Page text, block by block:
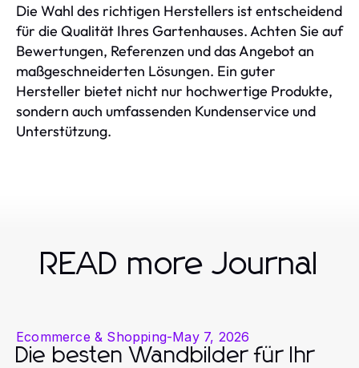
Die Wahl des richtigen Herstellers ist entscheidend
für die Qualität Ihres Gartenhauses. Achten Sie auf
Bewertungen, Referenzen und das Angebot an
maßgeschneiderten Lösungen. Ein guter
Hersteller bietet nicht nur hochwertige Produkte,
sondern auch umfassenden Kundenservice und
Unterstützung.
READ more Journal
Ecommerce & Shopping-May 7, 2026
Die besten Wandbilder für Ihr